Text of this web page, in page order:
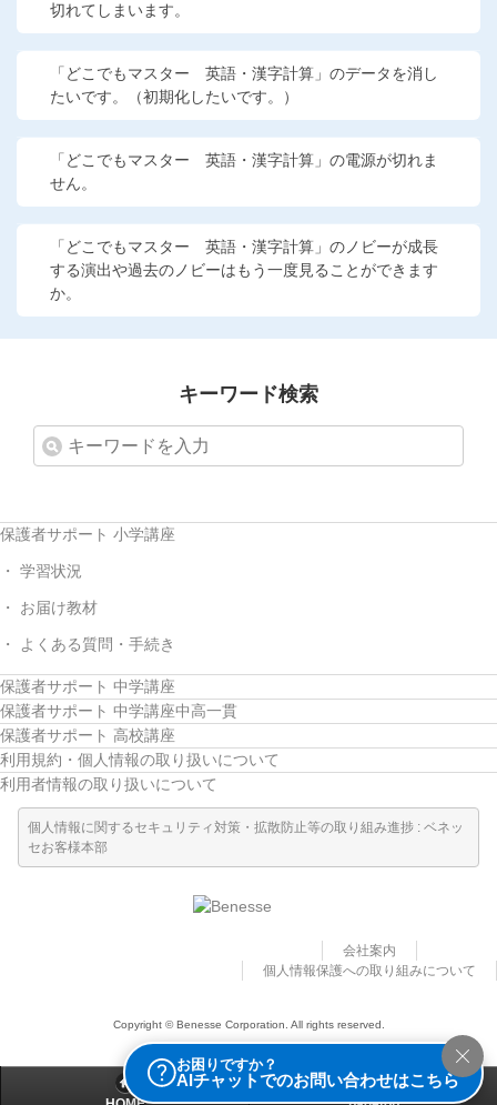
切れてしまいます。
「どこでもマスター 英語・漢字計算」のデータを消し
たいです。（初期化したいです。）
「どこでもマスター 英語・漢字計算」の電源が切れま
せん。
「どこでもマスター 英語・漢字計算」のノビーが成長
する演出や過去のノビーはもう一度見ることができます
か。
キーワード検索
お困りですか？
AIチャットでのお問い合わせはこちら
保護者サポート 小学講座
学習状況
お届け教材
よくある質問・手続き
保護者サポート 中学講座
保護者サポート 中学講座中高一貫
保護者サポート 高校講座
利用規約・個人情報の取り扱いについて
利用者情報の取り扱いについて
個人情報に関するセキュリティ対策・拡散防止等の取り組み進捗 : ベネッ
セお客様本部
Copyright © Benesse Corporation. All rights reserved.
会社案内
個人情報保護への取り組みについて